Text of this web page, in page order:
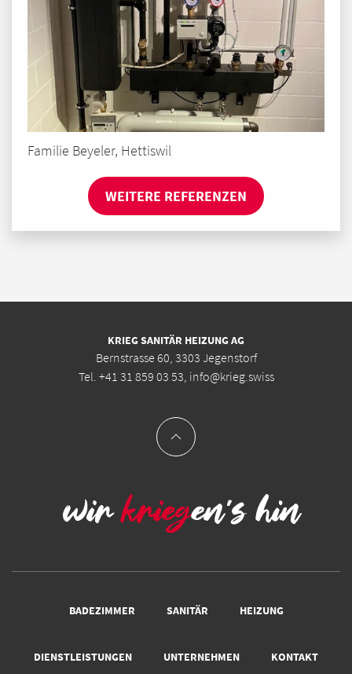
Familie Beyeler, Hettiswil
WEITERE REFERENZEN
KRIEG SANITÄR HEIZUNG AG
Bernstrasse 60, 3303 Jegenstorf
Tel. +41 31 859 03 53 info@krieg.swiss
BADEZIMMER SANITÄR HEIZUNG
DIENSTLEISTUNGEN UNTERNEHMEN KONTAKT